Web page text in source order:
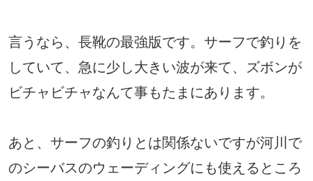
言うなら、長靴の最強版です。サーフで釣りを
していて、急に少し大きい波が来て、ズボンが
ビチャビチャなんて事もたまにあります。
あと、サーフの釣りとは関係ないですが河川で
のシーバスのウェーディングにも使えるところ